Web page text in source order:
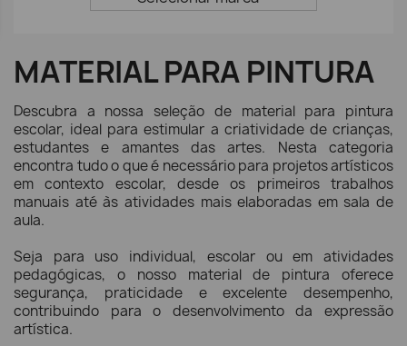
MATERIAL PARA PINTURA
Descubra a nossa seleção de material para pintura
escolar, ideal para estimular a criatividade de crianças,
estudantes e amantes das artes. Nesta categoria
encontra tudo o que é necessário para projetos artísticos
em contexto escolar, desde os primeiros trabalhos
manuais até às atividades mais elaboradas em sala de
aula.
Seja para uso individual, escolar ou em atividades
pedagógicas, o nosso material de pintura oferece
segurança, praticidade e excelente desempenho,
contribuindo para o desenvolvimento da expressão
artística.